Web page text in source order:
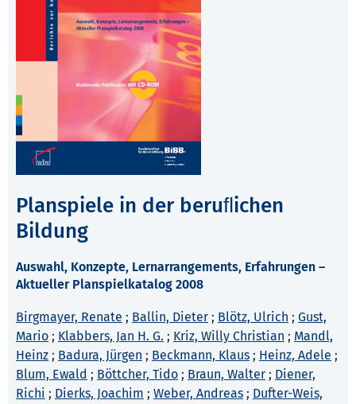
Planspiele in der beruﬂichen
Bildung
Auswahl, Konzepte, Lernarrangements, Erfahrungen –
Aktueller Planspielkatalog 2008
Birgmayer, Renate ; Ballin, Dieter ; Blötz, Ulrich ; Gust,
Mario ; Klabbers, Jan H. G. ; Kriz, Willy Christian ; Mandl,
Heinz ; Badura, Jürgen ; Beckmann, Klaus ; Heinz, Adele ;
Blum, Ewald ; Böttcher, Tido ; Braun, Walter ; Diener,
Richi ; Dierks, Joachim ; Weber, Andreas ; Dufter-Weis,